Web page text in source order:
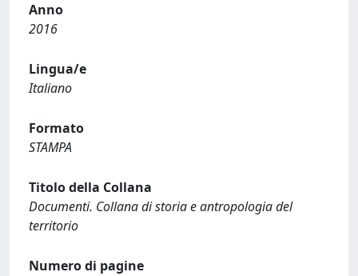
Anno
2016
Lingua/e
Italiano
Formato
STAMPA
Titolo della Collana
Documenti. Collana di storia e antropologia del
territorio
Numero di pagine